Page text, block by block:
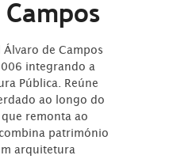
de Campos
integrando a
Pública. Reúne
ao longo do
que remonta ao
património
arquitetura